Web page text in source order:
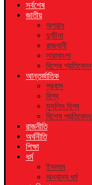
সর্বশেষ
জাতীয়
অপরাধ
দুর্ঘটনা
রাজধানী
সারাবাংলা
বিশেষ প্রতিবেদন
আন্তর্জাতিক
প্রবাস
বিশ্ব
মুসলিম বিশ্ব
বিশেষ প্রতিবেদন
রাজনীতি
অর্থনীতি
শিক্ষা
ধর্ম
ইসলাম
অন্যান্য ধর্ম